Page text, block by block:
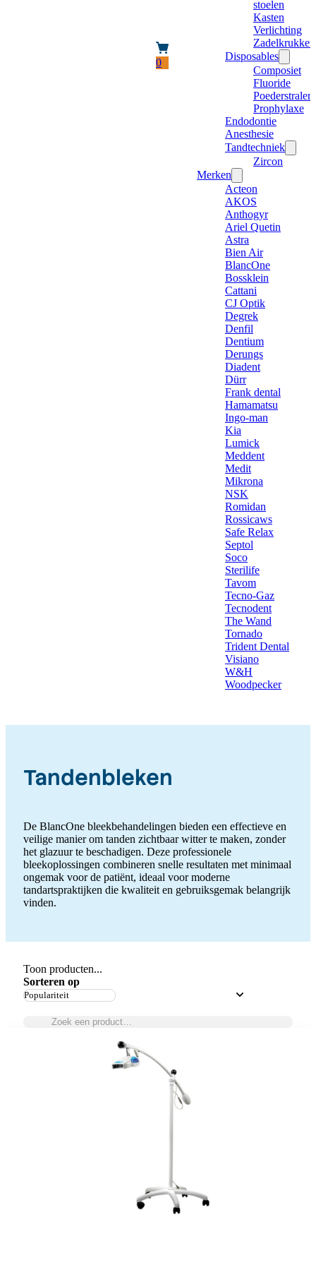
0
stoelen
Kasten
Verlichting
Zadelkrukken
Disposables
Composiet
Fluoride
Poederstraler
Prophylaxe
Endodontie
Anesthesie
Tandtechniek
Zircon
Merken
Acteon
AKOS
Anthogyr
Ariel Quetin
Astra
Bien Air
BlancOne
Bossklein
Cattani
CJ Optik
Degrek
Denfil
Dentium
Derungs
Diadent
Dürr
Frank dental
Hamamatsu
Ingo-man
Kia
Lumick
Meddent
Medit
Mikrona
NSK
Romidan
Rossicaws
Safe Relax
Septol
Soco
Sterilife
Tavom
Tecno-Gaz
Tecnodent
The Wand
Tornado
Trident Dental
Visiano
W&H
Woodpecker
Tandenbleken
De BlancOne bleekbehandelingen bieden een effectieve en
veilige manier om tanden zichtbaar witter te maken, zonder
het glazuur te beschadigen. Deze professionele
bleekoplossingen combineren snelle resultaten met minimaal
ongemak voor de patiënt, ideaal voor moderne
tandartspraktijken die kwaliteit en gebruiksgemak belangrijk
vinden.
Toon producten...
Sorteren op